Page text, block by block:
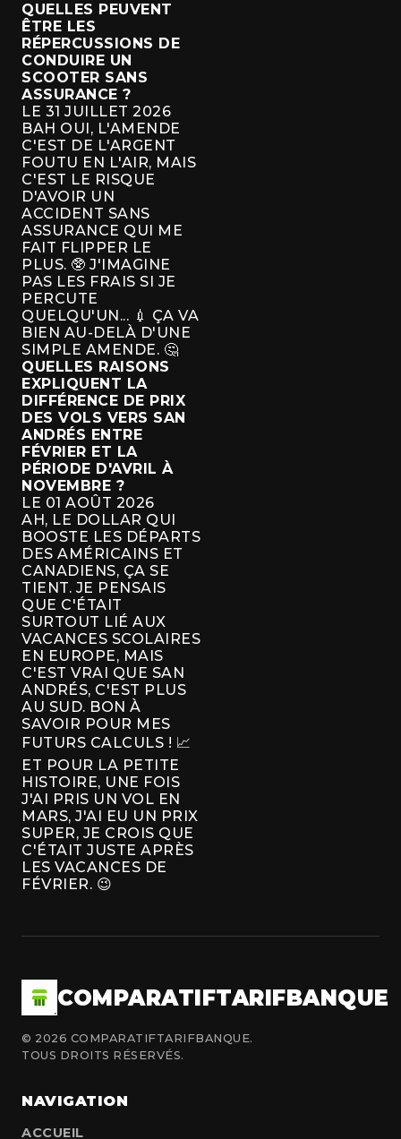
QUELLES PEUVENT
ÊTRE LES
RÉPERCUSSIONS DE
CONDUIRE UN
SCOOTER SANS
ASSURANCE ?
LE 31 JUILLET 2026
BAH OUI, L'AMENDE
C'EST DE L'ARGENT
FOUTU EN L'AIR, MAIS
C'EST LE RISQUE
D'AVOIR UN
ACCIDENT SANS
ASSURANCE QUI ME
FAIT FLIPPER LE
PLUS. 🥸 J'IMAGINE
PAS LES FRAIS SI JE
PERCUTE
QUELQU'UN... 💉 ÇA VA
BIEN AU-DELÀ D'UNE
SIMPLE AMENDE. 🤔
QUELLES RAISONS
EXPLIQUENT LA
DIFFÉRENCE DE PRIX
DES VOLS VERS SAN
ANDRÉS ENTRE
FÉVRIER ET LA
PÉRIODE D'AVRIL À
NOVEMBRE ?
LE 01 AOÛT 2026
AH, LE DOLLAR QUI
BOOSTE LES DÉPARTS
DES AMÉRICAINS ET
CANADIENS, ÇA SE
TIENT. JE PENSAIS
QUE C'ÉTAIT
SURTOUT LIÉ AUX
VACANCES SCOLAIRES
EN EUROPE, MAIS
C'EST VRAI QUE SAN
ANDRÉS, C'EST PLUS
AU SUD. BON À
SAVOIR POUR MES
FUTURS CALCULS ! 📈
ET POUR LA PETITE
HISTOIRE, UNE FOIS
J'AI PRIS UN VOL EN
MARS, J'AI EU UN PRIX
SUPER, JE CROIS QUE
C'ÉTAIT JUSTE APRÈS
LES VACANCES DE
FÉVRIER. 😉
COMPARATIFTARIFBANQUE
© 2026 COMPARATIFTARIFBANQUE.
TOUS DROITS RÉSERVÉS.
NAVIGATION
ACCUEIL